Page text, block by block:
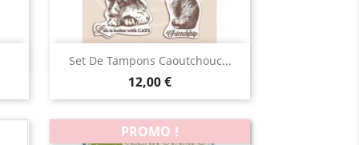
Set De Tampons Caoutchouc...
12,00 €
Aperçu rapide
PROMO !